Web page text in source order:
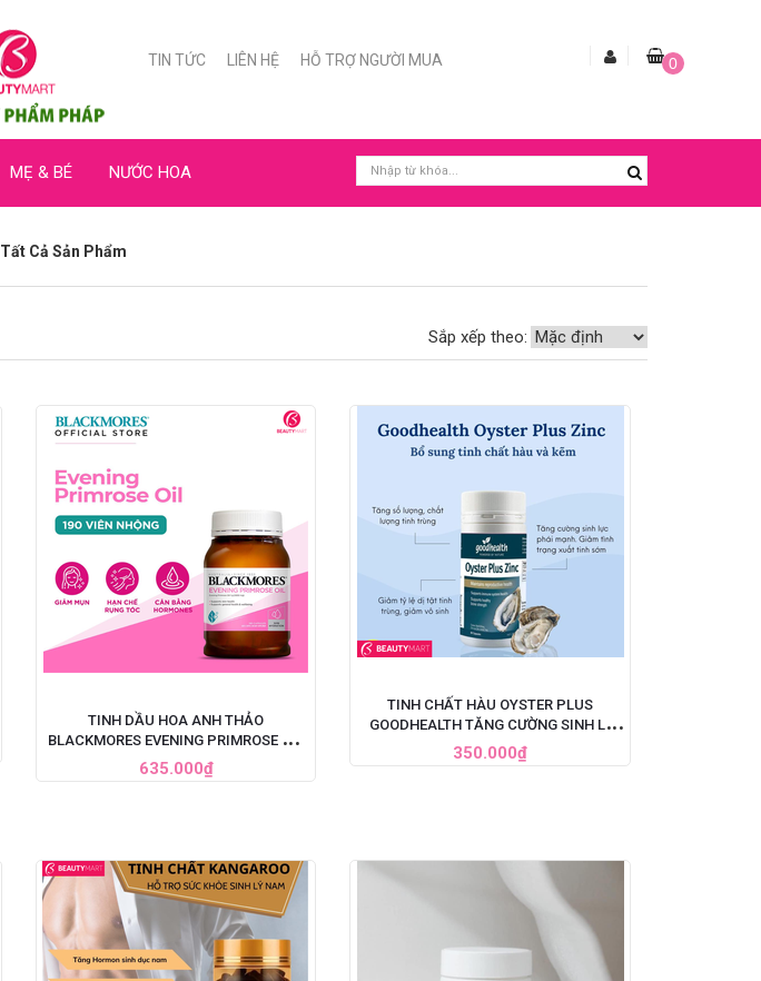
TIN TỨC LIÊN HỆ HỖ TRỢ NGƯỜI MUA 0
MẸ & BÉ NƯỚC HOA
Tất Cả Sản Phẩm
Sắp xếp theo:
TINH DẦU HOA ANH THẢO
BLACKMORES EVENING PRIMROSE OIL
ÚC, HỘP 190 VIÊN
635.000₫
TINH CHẤT HÀU OYSTER PLUS
GOODHEALTH TĂNG CƯỜNG SINH LÝ
CHO NAM GIỚI, HỘP 60 VIÊN
350.000₫